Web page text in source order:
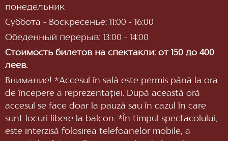
понедельник
Суббота - Воскресенье: 11:00 - 16:00
Обеденный перерыв: 13:00 - 14:00
Стоимость билетов на спектакли: от 150 до 400
леев.
Внимание! *Accesul în sală este permis până la ora
de începere a reprezentaţiei. După această oră
accesul se face doar la pauză sau în cazul în care
sunt locuri libere la balcon. *În timpul spectacolului,
este interzisă folosirea telefoanelor mobile, a